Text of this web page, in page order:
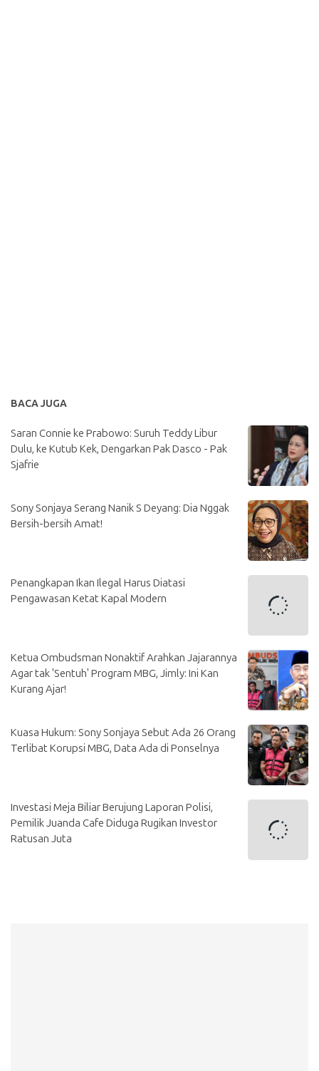
BACA JUGA
Saran Connie ke Prabowo: Suruh Teddy Libur
Dulu, ke Kutub Kek, Dengarkan Pak Dasco - Pak
Sjafrie
Sony Sonjaya Serang Nanik S Deyang: Dia Nggak
Bersih-bersih Amat!
Penangkapan Ikan Ilegal Harus Diatasi
Pengawasan Ketat Kapal Modern
Ketua Ombudsman Nonaktif Arahkan Jajarannya
Agar tak 'Sentuh' Program MBG, Jimly: Ini Kan
Kurang Ajar!
Kuasa Hukum: Sony Sonjaya Sebut Ada 26 Orang
Terlibat Korupsi MBG, Data Ada di Ponselnya
Investasi Meja Biliar Berujung Laporan Polisi,
Pemilik Juanda Cafe Diduga Rugikan Investor
Ratusan Juta